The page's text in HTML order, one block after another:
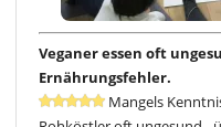
Veganer essen oft
Ernährungsfehler.
Mangels